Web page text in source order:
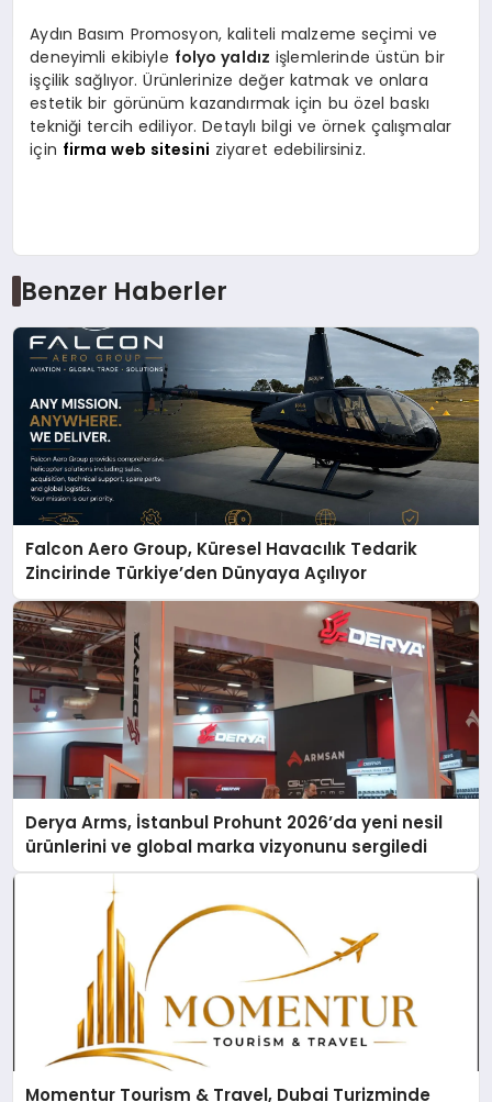
Aydın Basım Promosyon, kaliteli malzeme seçimi ve
deneyimli ekibiyle folyo yaldız işlemlerinde üstün bir
işçilik sağlıyor. Ürünlerinize değer katmak ve onlara
estetik bir görünüm kazandırmak için bu özel baskı
tekniği tercih ediliyor. Detaylı bilgi ve örnek çalışmalar
için firma web sitesini ziyaret edebilirsiniz.
Benzer Haberler
Falcon Aero Group, Küresel Havacılık Tedarik
Zincirinde Türkiye’den Dünyaya Açılıyor
Derya Arms, İstanbul Prohunt 2026’da yeni nesil
ürünlerini ve global marka vizyonunu sergiledi
Momentur Tourism & Travel, Dubai Turizminde